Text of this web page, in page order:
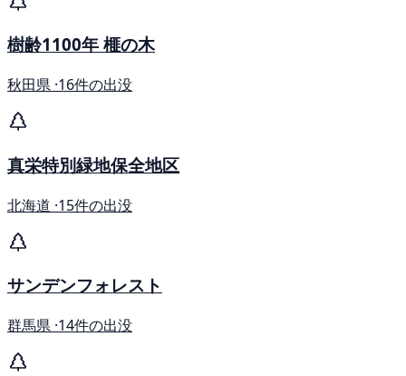
樹齢1100年 榧の木
秋田県 ·16件の出没
真栄特別緑地保全地区
北海道 ·15件の出没
サンデンフォレスト
群馬県 ·14件の出没